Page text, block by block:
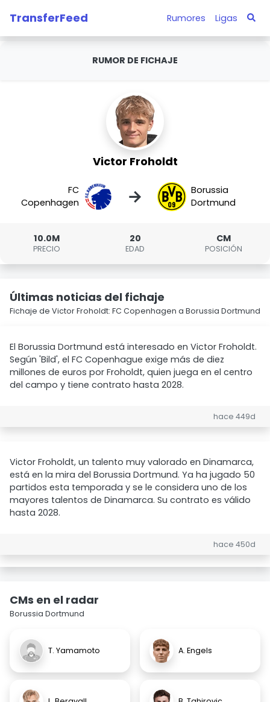
TransferFeed Rumores Ligas
RUMOR DE FICHAJE
Victor Froholdt
FC
Copenhagen
→
Borussia
Dortmund
10.0M
PRECIO
20
EDAD
CM
POSICIÓN
Últimas noticias del fichaje
Fichaje de Victor Froholdt: FC Copenhagen a Borussia Dortmund
El Borussia Dortmund está interesado en Victor Froholdt.
Según 'Bild', el FC Copenhague exige más de diez
millones de euros por Froholdt, quien juega en el centro
del campo y tiene contrato hasta 2028.
hace 449d
Victor Froholdt, un talento muy valorado en Dinamarca,
está en la mira del Borussia Dortmund. Ya ha jugado 50
partidos esta temporada y se le considera uno de los
mayores talentos de Dinamarca. Su contrato es válido
hasta 2028.
hace 450d
CMs en el radar
Borussia Dortmund
T. Yamamoto A. Engels